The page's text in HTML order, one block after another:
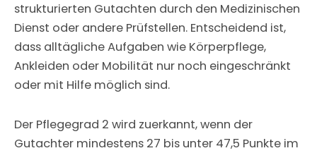
strukturierten Gutachten durch den Medizinischen
Dienst oder andere Prüfstellen. Entscheidend ist,
dass alltägliche Aufgaben wie Körperpflege,
Ankleiden oder Mobilität nur noch eingeschränkt
oder mit Hilfe möglich sind.
Der Pflegegrad 2 wird zuerkannt, wenn der
Gutachter mindestens 27 bis unter 47,5 Punkte im